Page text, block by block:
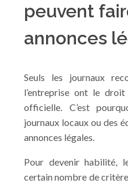
peuvent
annonces
Seuls les journaux
l’entreprise ont le
officielle. C’est
journaux locaux ou des
annonces légales.
Pour devenir habilité,
certain nombre de